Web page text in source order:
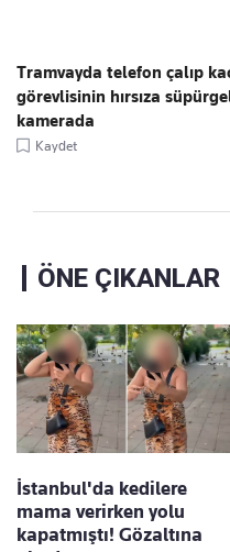
Tramvayda telefon çalıp
görevlisinin hırsıza
kamerada
Kaydet
ÖNE ÇIKANLAR
İstanbul'da kedilere
mama verirken yolu
kapatmıştı! Gözaltına